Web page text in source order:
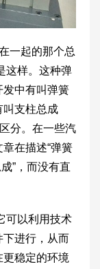
一起的那个总
这样。这种弹
发中有叫弹簧
叫支柱总成
分。在一些汽
在描述“弹簧
”，而没有直
可以利用技术
下进行，从而
稳定的环境